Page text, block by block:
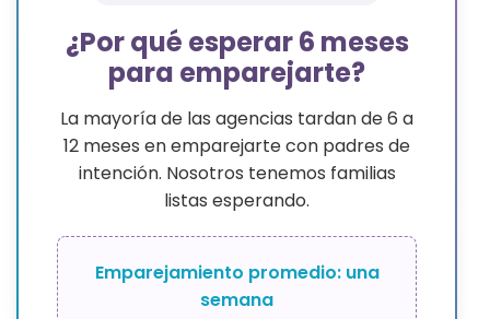
¿Por qué esperar 6 meses
para emparejarte?
La mayoría de las agencias tardan de 6 a
12 meses en emparejarte con padres de
intención. Nosotros tenemos familias
listas esperando.
Emparejamiento promedio: una
semana